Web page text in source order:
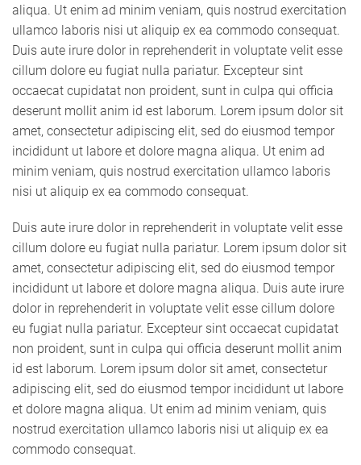
aliqua. Ut enim ad minim veniam, quis nostrud exercitation
ullamco laboris nisi ut aliquip ex ea commodo consequat.
Duis aute irure dolor in reprehenderit in voluptate velit esse
cillum dolore eu fugiat nulla pariatur. Excepteur sint
occaecat cupidatat non proident, sunt in culpa qui officia
deserunt mollit anim id est laborum. Lorem ipsum dolor sit
amet, consectetur adipiscing elit, sed do eiusmod tempor
incididunt ut labore et dolore magna aliqua. Ut enim ad
minim veniam, quis nostrud exercitation ullamco laboris
nisi ut aliquip ex ea commodo consequat.
Duis aute irure dolor in reprehenderit in voluptate velit esse
cillum dolore eu fugiat nulla pariatur. Lorem ipsum dolor sit
amet, consectetur adipiscing elit, sed do eiusmod tempor
incididunt ut labore et dolore magna aliqua. Duis aute irure
dolor in reprehenderit in voluptate velit esse cillum dolore
eu fugiat nulla pariatur. Excepteur sint occaecat cupidatat
non proident, sunt in culpa qui officia deserunt mollit anim
id est laborum. Lorem ipsum dolor sit amet, consectetur
adipiscing elit, sed do eiusmod tempor incididunt ut labore
et dolore magna aliqua. Ut enim ad minim veniam, quis
nostrud exercitation ullamco laboris nisi ut aliquip ex ea
commodo consequat.